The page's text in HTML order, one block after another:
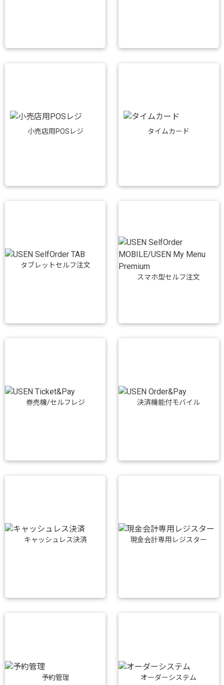
小売店用POSレジ タイムカード
タブレットセルフ注文
スマホ型セルフ注文
券売機/セルフレジ 決済機能付モバイル
キャッシュレス決済 現金会計専用レジスター
予約管理 オーダーシステム